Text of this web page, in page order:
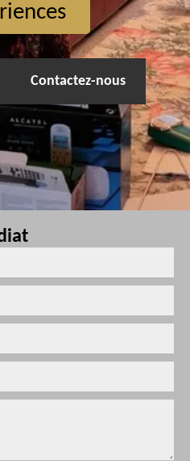
Contactez-nous